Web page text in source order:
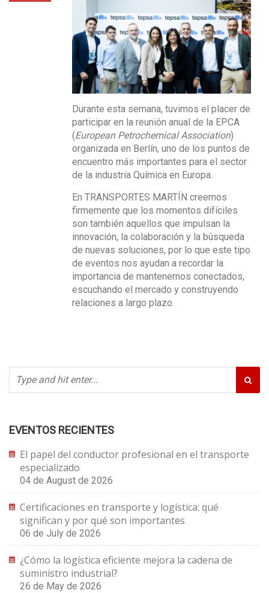
Durante esta semana, tuvimos el placer de
participar en la reunión anual de la EPCA
(European Petrochemical Association)
organizada en Berlín, uno de los puntos de
encuentro más importantes para el sector
de la industria Química en Europa.
En TRANSPORTES MARTÍN creemos
firmemente que los momentos difíciles
son también aquellos que impulsan la
innovación, la colaboración y la búsqueda
de nuevas soluciones, por lo que este tipo
de eventos nos ayudan a recordar la
importancia de mantenernos conectados,
escuchando el mercado y construyendo
relaciones a largo plazo.
EVENTOS RECIENTES
El papel del conductor profesional en el transporte
especializado
04 de August de 2026
Certificaciones en transporte y logística: qué
significan y por qué son importantes
06 de July de 2026
¿Cómo la logística eficiente mejora la cadena de
suministro industrial?
26 de May de 2026